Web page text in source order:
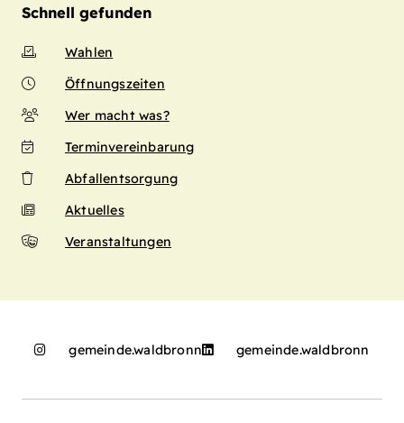
Schnell gefunden
Wahlen
Öffnungszeiten
Wer macht was?
Terminvereinbarung
Abfallentsorgung
Aktuelles
Veranstaltungen
gemeinde.waldbronn gemeinde.waldbronn